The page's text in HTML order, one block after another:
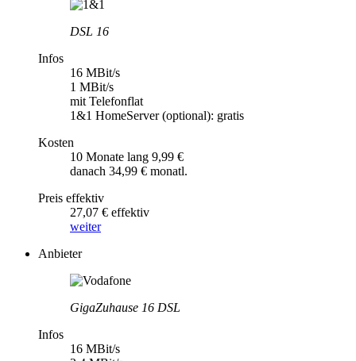
DSL 16
Infos
16 MBit/s
1 MBit/s
mit Telefonflat
1&1 HomeServer (optional): gratis
Kosten
10 Monate lang 9,99 €
danach 34,99 € monatl.
Preis effektiv
27,07 € effektiv
weiter
Anbieter
GigaZuhause 16 DSL
Infos
16 MBit/s